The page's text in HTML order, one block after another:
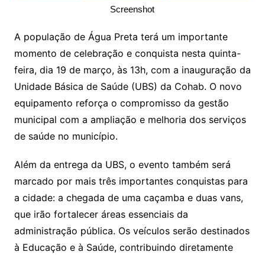
Screenshot
A população de Água Preta terá um importante
momento de celebração e conquista nesta quinta-
feira, dia 19 de março, às 13h, com a inauguração da
Unidade Básica de Saúde (UBS) da Cohab. O novo
equipamento reforça o compromisso da gestão
municipal com a ampliação e melhoria dos serviços
de saúde no município.
Além da entrega da UBS, o evento também será
marcado por mais três importantes conquistas para
a cidade: a chegada de uma caçamba e duas vans,
que irão fortalecer áreas essenciais da
administração pública. Os veículos serão destinados
à Educação e à Saúde, contribuindo diretamente